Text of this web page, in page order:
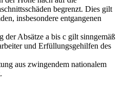
begrenzt. Dies gilt
insbesondere entgangenen
der Absätze a bis c gilt sinngemäß
und Erfüllungsgehilfen des
aus zwingendem nationalem